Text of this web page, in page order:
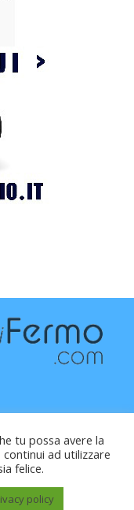
Pesaro (PU) -
giornalistica, aut.
tu possa avere la
ad utilizzare
felice.
policy